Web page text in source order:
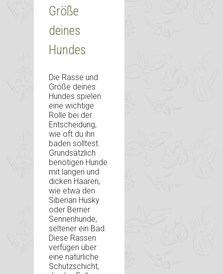
Größe
deines
Hundes
Die Rasse und
Größe deines
Hundes spielen
eine wichtige
Rolle bei der
Entscheidung,
wie oft du ihn
baden solltest.
Grundsätzlich
benötigen Hunde
mit langen und
dicken Haaren,
wie etwa den
Siberian Husky
oder Berner
Sennenhunde,
seltener ein Bad.
Diese Rassen
verfügen über
eine natürliche
Schutzschicht,